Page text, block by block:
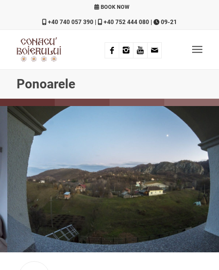
BOOK NOW
+40 740 057 390| +40 752 444 080| 09-21
Ponoarele